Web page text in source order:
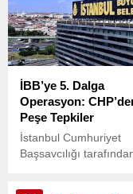
içinde 50’den fazla
hayatını
açtı.
İBB’ye 5. Dalga
Operasyon:
Peşe Tepkiler
İstanbul Cumhuriyet
Başsavcılığı